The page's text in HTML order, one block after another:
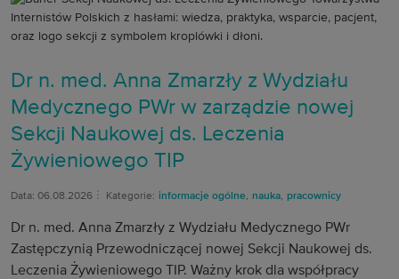
Dr n. med. Anna Zmarzły z Wydziału
Medycznego PWr w zarządzie nowej
Sekcji Naukowej ds. Leczenia
Żywieniowego TIP
Data: 06.08.2026 Kategorie: informacje ogólne, nauka, pracownicy
Dr n. med. Anna Zmarzły z Wydziału Medycznego PWr
Zastępczynią Przewodniczącej nowej Sekcji Naukowej ds.
Leczenia Żywieniowego TIP. Ważny krok dla współpracy